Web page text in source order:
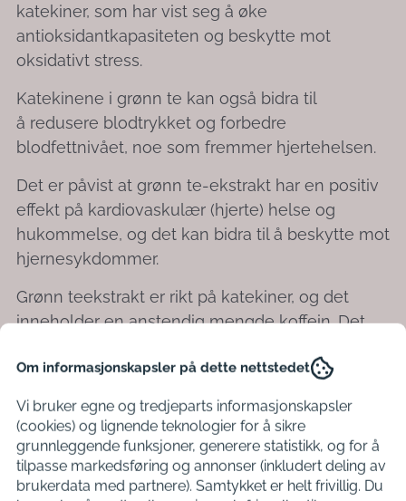
katekiner, som har vist seg å øke
antioksidantkapasiteten og beskytte mot
oksidativt stress.
Katekinene i grønn te kan også bidra til
å redusere blodtrykket og forbedre
blodfettnivået, noe som fremmer hjertehelsen.
Det er påvist at grønn te-ekstrakt har en positiv
effekt på kardiovaskulær (hjerte) helse og
hukommelse, og det kan bidra til å beskytte mot
hjernesykdommer.
Grønn teekstrakt er rikt på katekiner, og det
inneholder en anstendig mengde koffein. Det
ingredienser er ansvarlig for grønn
teekstrakts beskjedne vekttapsegenskaper.
Grønn te-ekstrakt ser ut til å bidra til å forbedre
leverfunksjonen ved å redusere betennelse og
oksidativt stress.
Om informasjonskapsler på dette nettstedet
Vi bruker egne og tredjeparts informasjonskapsler
(cookies) og lignende teknologier for å sikre
grunnleggende funksjoner, generere statistikk, og for å
tilpasse markedsføring og annonser (inkludert deling av
brukerdata med partnere). Samtykket er helt frivillig. Du